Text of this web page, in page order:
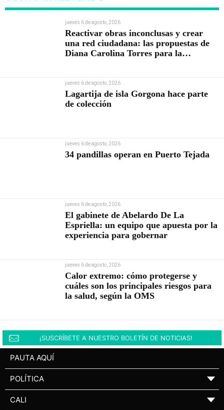
jueves 6 de agosto, 2026
Reactivar obras inconclusas y crear
una red ciudadana: las propuestas de
Diana Carolina Torres para la
jueves 6 de agosto, 2026
Lagartija de isla Gorgona hace parte
de colección
jueves 6 de agosto, 2026
34 pandillas operan en Puerto Tejada
jueves 6 de agosto, 2026
El gabinete de Abelardo De La
Espriella: un equipo que apuesta por la
experiencia para gobernar
jueves 6 de agosto, 2026
Calor extremo: cómo protegerse y
cuáles son los principales riesgos para
la salud, según la OMS
¡SUSCRÍBETE A NUESTRO BOLETÍN DE NOTICIAS!
PAUTA AQUÍ
POLÍTICA ▼
CALI ▼